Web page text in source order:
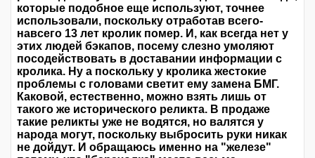
которые подобное еще используют, точнее
использовали, поскольку отработав всего-
навсего 13 лет кролик помер. И, как всегда нет у
этих людей бэкапов, посему слезно умоляют
посодействовать в доставании информации с
кролика. Ну а поскольку у кролика жестокие
проблемы с головами светит ему замена БМГ.
Каковой, естественно, можно взять лишь от
такого же исторического реликта. В продаже
такие реликты уже не водятся, но валятся у
народа могут, поскольку выбросить руки никак
не дойдут. И обращаюсь именно на "железе"